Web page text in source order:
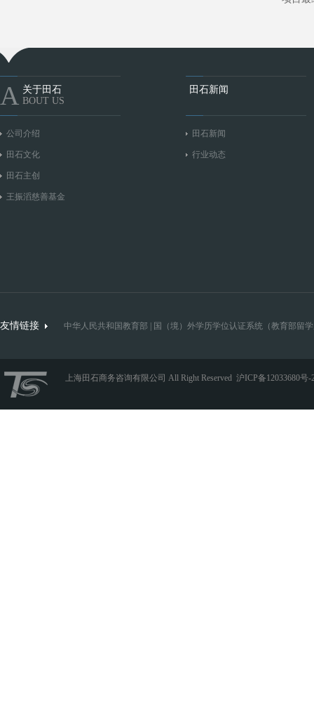
A 关于田石
BOUT US
公司介绍
田石文化
田石主创
王振滔慈善基金
田石新闻
田石新闻
行业动态
友情链接 中华人民共和国教育部 国（境）外学历学位认证系统（教育部留
上海田石商务咨询有限公司 All Right Reserved 沪ICP备12033680号-